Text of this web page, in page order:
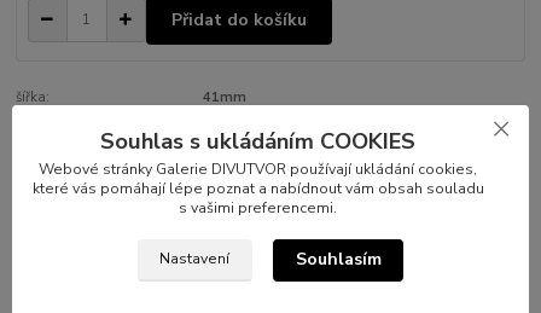
Přidat do košíku
šířka:
41mm
2022
akvarel a tuš
Akvarel v paspartě, antireflexní sklo s UV filtrem, černý dřevěný
Souhlas s ukládáním COOKIES
Webové stránky Galerie DIVUTVOR používají ukládání cookies,
které vás pomáhají lépe poznat a nabídnout vám obsah souladu
s vašimi preferencemi.
Nastavení Souhlasím